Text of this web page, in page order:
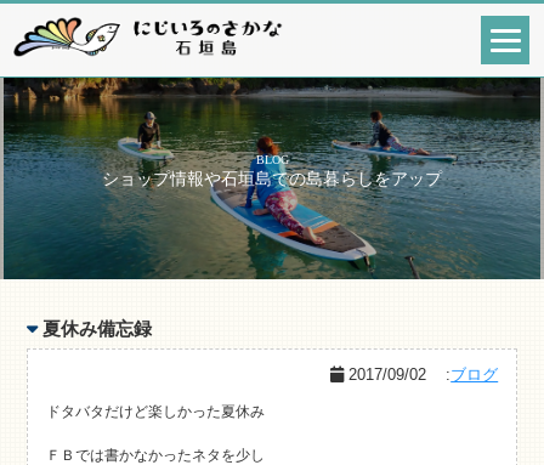
BLOG
ショップ情報や石垣島での島暮らしをアップ
夏休み備忘録
2017/09/02 :ブログ
ドタバタだけど楽しかった夏休み
ＦＢでは書かなかったネタを少し